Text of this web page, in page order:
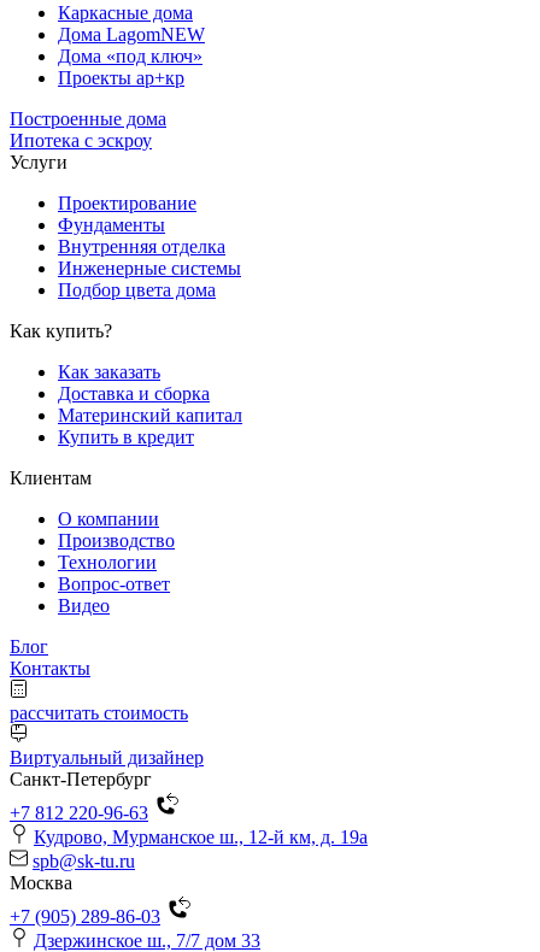
Каркасные дома
Дома LagomNEW
Дома «под ключ»
Проекты ар+кр
Построенные дома
Ипотека с эскроу
Услуги
Проектирование
Фундаменты
Внутренняя отделка
Инженерные системы
Подбор цвета дома
Как купить?
Как заказать
Доставка и сборка
Материнский капитал
Купить в кредит
Клиентам
О компании
Производство
Технологии
Вопрос-ответ
Видео
Блог
Контакты
рассчитать стоимость
Виртуальный дизайнер
Санкт-Петербург
+7 812 220-96-63
Кудрово, Мурманское ш., 12-й км, д. 19a
spb@sk-tu.ru
Москва
+7 (905) 289-86-03
Дзержинское ш., 7/7 дом 33